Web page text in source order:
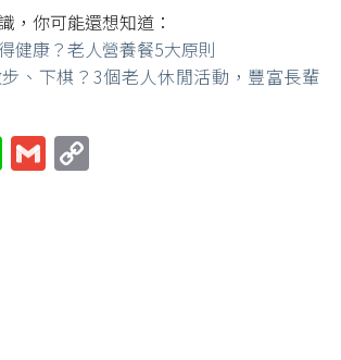
，你可能還想知道：
健康？老人營養餐5大原則
、下棋？3個老人休閒活動，豐富長輩
LineGmail